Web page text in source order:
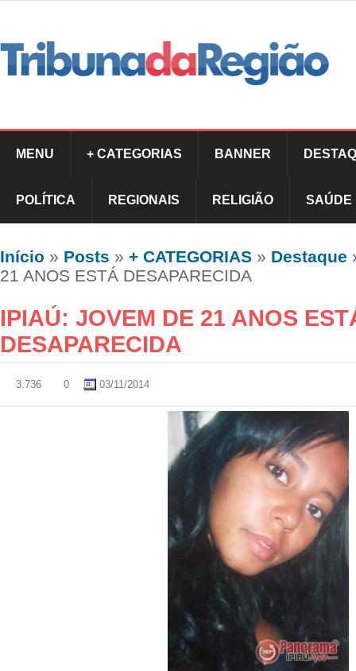
MENU + CATEGORIAS BANNER
POLÍTICA REGIONAIS RELIGIÃO SAÚDE
Início » Posts » + CATEGORIAS » Destaque
21 ANOS ESTÁ DESAPARECIDA
IPIAÚ: JOVEM DE 21 ANOS
DESAPARECIDA
3.736 0 03/11/2014